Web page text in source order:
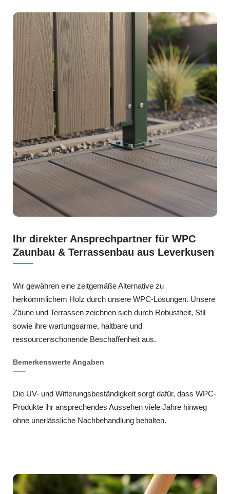
Ihr direkter Ansprechpartner für WPC
Zaunbau & Terrassenbau aus Leverkusen
Wir gewähren eine zeitgemäße Alternative zu
herkömmlichem Holz durch unsere WPC-Lösungen. Unsere
Zäune und Terrassen zeichnen sich durch Robustheit, Stil
sowie ihre wartungsarme, haltbare und
ressourcenschonende Beschaffenheit aus.
Bemerkenswerte Angaben
Die UV- und Witterungsbeständigkeit sorgt dafür, dass WPC-
Produkte ihr ansprechendes Aussehen viele Jahre hinweg
ohne unerlässliche Nachbehandlung behalten.